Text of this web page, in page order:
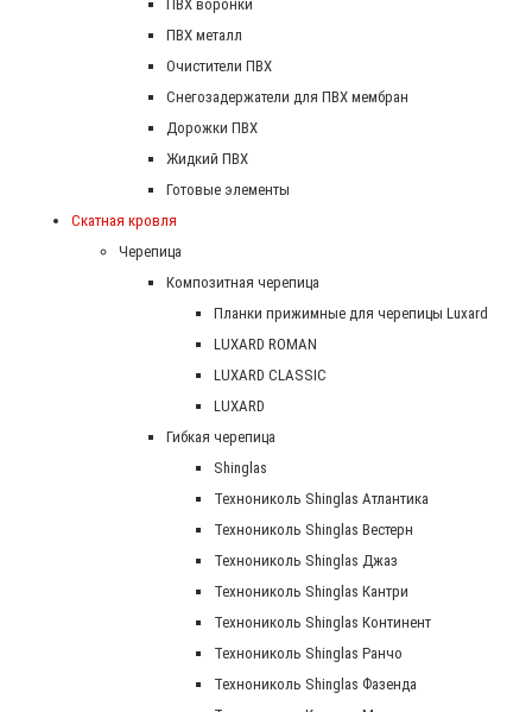
ПВХ воронки
ПВХ металл
Очистители ПВХ
Снегозадержатели для ПВХ мембран
Дорожки ПВХ
Жидкий ПВХ
Готовые элементы
Скатная кровля
Черепица
Композитная черепица
Планки прижимные для черепицы Luxard
LUXARD ROMAN
LUXARD CLASSIC
LUXARD
Гибкая черепица
Shinglas
Технониколь Shinglas Атлантика
Технониколь Shinglas Вестерн
Технониколь Shinglas Джаз
Технониколь Shinglas Кантри
Технониколь Shinglas Континент
Технониколь Shinglas Ранчо
Технониколь Shinglas Фазенда